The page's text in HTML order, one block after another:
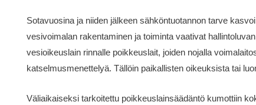
Sotavuosina ja niiden jälkeen sähköntuotannon tarve
vesivoimalan rakentaminen ja toiminta vaativat
vesioikeuslain rinnalle poikkeuslait, joiden nojalla
katselmusmenettelyä. Tällöin paikallisten oikeuksista tai
Väliaikaiseksi tarkoitettu poikkeuslainsäädäntö kumottiin